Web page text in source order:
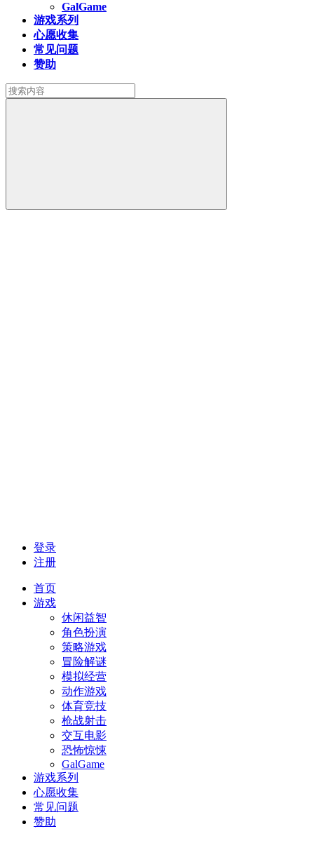
GalGame
游戏系列
心愿收集
常见问题
赞助
登录
注册
首页
游戏
休闲益智
角色扮演
策略游戏
冒险解谜
模拟经营
动作游戏
体育竞技
枪战射击
交互电影
恐怖惊悚
GalGame
游戏系列
心愿收集
常见问题
赞助